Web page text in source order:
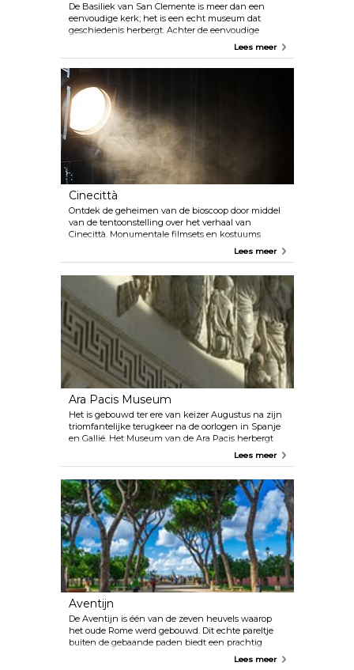
De Basiliek van San Clemente is meer dan een
eenvoudige kerk; het is een echt museum dat
geschiedenis herbergt. Achter de eenvoudige
deuren van deze 12e-eeuwse kerk liggen de
eeuw, de overblijfselen van een Romeinse villa uit
de eerste eeuw en adembenemende Byzantijnse
mozaïeken die prachtig het plafond sieren.
Lees meer
Cinecittà
Ontdek de geheimen van de bioscoop door middel
van de tentoonstelling over het verhaal van
Cinecittà. Monumentale filmsets en kostuums
gedragen door sterren als Sophia Loren en Alberto
elegant restaurant, ingericht als een filmstudio en
een boekwinkel midden in het grote groene park.
Lees meer
Ara Pacis Museum
Het is gebouwd ter ere van keizer Augustus na zijn
triomfantelijke terugkeer na de oorlogen in Spanje
en Gallië. Het Museum van de Ara Pacis herbergt
Augustae, een oud altaar gewijd aan Pax, de
gravures op de Ara Pacis verkennen en een kijkje
nemen in de oude Romeinse kunst en symboliek.
Lees meer
Aventijn
De Aventijn is één van de zeven heuvels waarop
het oude Rome werd gebouwd. Dit echte pareltje
buiten de gebaande paden biedt een prachtig
uitzicht over de stad en leidt naar prachtigeLees meer